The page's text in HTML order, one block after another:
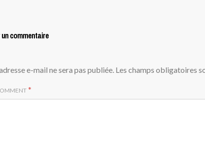
commentaire
e-mail ne sera pas publiée. Les champs obligatoires
*